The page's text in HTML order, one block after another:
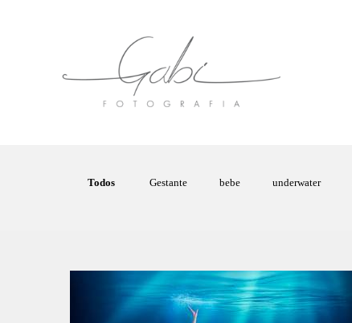
Todos Gestante bebe underwater